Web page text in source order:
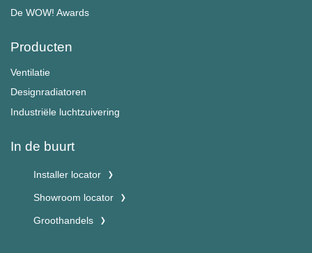
De WOW! Awards
Producten
Ventilatie
Designradiatoren
Industriële luchtzuivering
In de buurt
Installer locator
Showroom locator
Groothandels